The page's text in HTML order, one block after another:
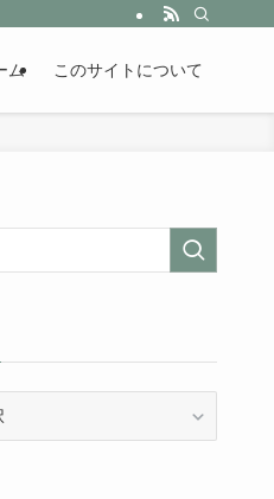
す。
ム このサイトについて